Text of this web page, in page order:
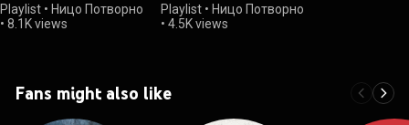
Playlist • Ницо Потворно
• 8.1K views
Playlist • Ницо Потворно
• 4.5K views
Fans might also like